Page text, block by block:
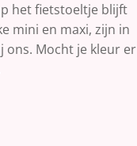
het fietstoeltje blijft
mini en maxi, zijn in
ons. Mocht je kleur er